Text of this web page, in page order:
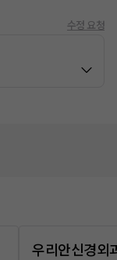
수정 요청
우리안신경외